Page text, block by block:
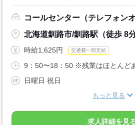
コールセンター（テレフォン
北海道釧路市/釧路駅（徒歩 8分
時給1,625円 交通費一部支給
9：50〜18：50 ※残業はほとんど
日曜日 祝日
もっと見る
求人詳細を見